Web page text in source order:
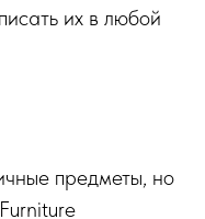
их в любой
предметы, но